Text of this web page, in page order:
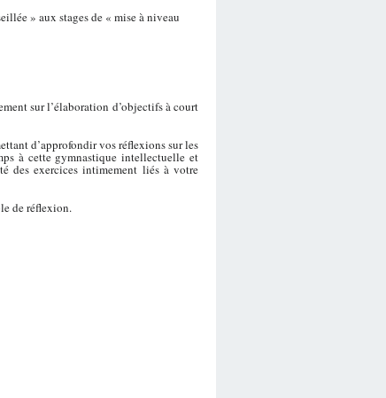
» aux stages de « mise à niveau
sur l’élaboration d’objectifs à court
d’approfondir vos réflexions sur les
à cette gymnastique intellectuelle et
des exercices intimement liés à votre
de réflexion.